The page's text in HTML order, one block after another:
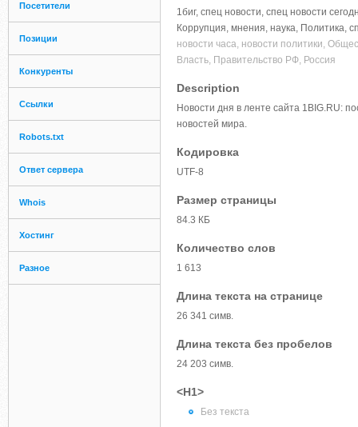
Посетители
Позиции
Конкуренты
Ссылки
Robots.txt
Ответ сервера
Whois
Хостинг
Разное
1биг, спец новости, спец новости
Коррупция, мнения, наука, Политика,
новости часа, новости политики,
Власть, Правительство РФ, Россия
Description
Новости дня в ленте сайта 1BIG.RU:
новостей мира.
Кодировка
UTF-8
Размер страницы
84.3 КБ
Количество слов
1 613
Длина текста на странице
26 341 симв.
Длина текста без пробелов
24 203 симв.
<H1>
Без текста